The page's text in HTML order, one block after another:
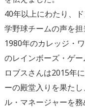
40年以上にわたり、
学野球チームの声を担
1980年のカレッジ・
のレインボーズ・ゲー
ロブスさんは2015年
ーの殿堂入りを果た
ル・マネージャーを